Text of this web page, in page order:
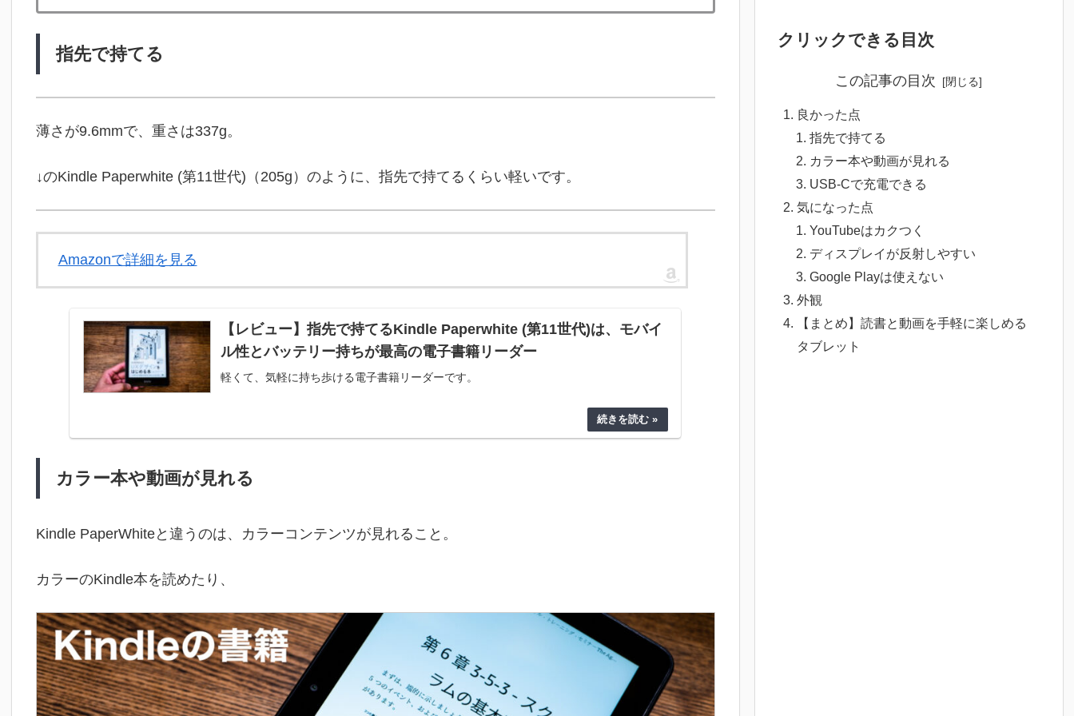
指先で持てる
薄さが9.6mmで、重さは337g。
↓のKindle Paperwhite (第11世代)（205g）のように、指先で持てるくらい軽いです。
Amazonで詳細を見る
【レビュー】指先で持てるKindle Paperwhite (第11世代)は、モバイ
ル性とバッテリー持ちが最高の電子書籍リーダー
軽くて、気軽に持ち歩ける電子書籍リーダーです。
カラー本や動画が見れる
Kindle PaperWhiteと違うのは、カラーコンテンツが見れること。
カラーのKindle本を読めたり、
クリックできる目次
この記事の目次
良かった点
指先で持てる
カラー本や動画が見れる
USB-Cで充電できる
気になった点
YouTubeはカクつく
ディスプレイが反射しやすい
Google Playは使えない
外観
【まとめ】読書と動画を手軽に楽しめる
タブレット